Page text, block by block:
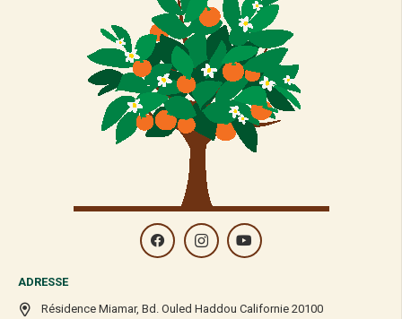
ADRESSE
Résidence Miamar, Bd. Ouled Haddou Californie 20100